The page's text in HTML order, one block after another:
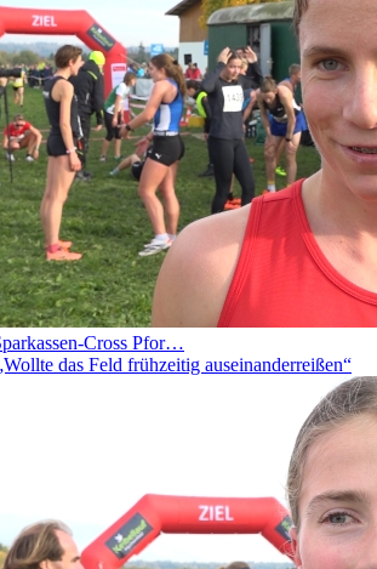
Cross Pfor…
das Feld frühzeitig auseinanderreißen“